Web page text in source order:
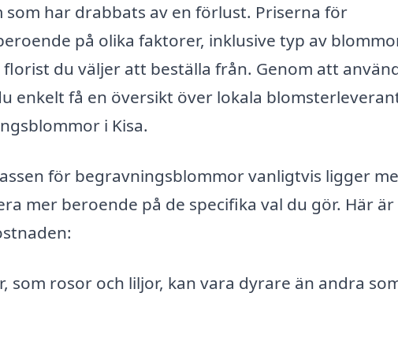
har drabbats av en förlust. Priserna för
på olika faktorer, inklusive typ av
du väljer att beställa från. Genom att
enkelt få en översikt över lokala
i Kisa.
för begravningsblommor vanligtvis ligger
mer beroende på de specifika val du gör. Här är
som rosor och liljor, kan vara dyrare än andra